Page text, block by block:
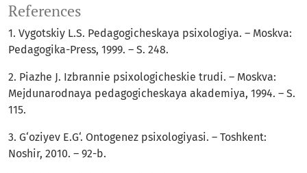
References
1. Vygotskiy L.S. Pedagogicheskaya psixologiya. – Moskva:
Pedagogika-Press, 1999. – S. 248.
2. Piazhe J. Izbrannie psixologicheskie trudi. – Moskva:
Mejdunarodnaya pedagogicheskaya akademiya, 1994. – S.
115.
3. G‘oziyev E.G‘. Ontogenez psixologiyasi. – Toshkent:
Noshir, 2010. – 92-b.